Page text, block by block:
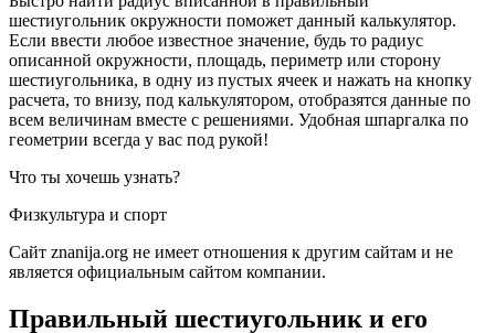
шестиугольник окружности поможет данный калькулятор.
Если ввести любое известное значение, будь то радиус
описанной окружности, площадь, периметр или сторону
шестиугольника, в одну из пустых ячеек и нажать на кнопку
расчета, то внизу, под калькулятором, отобразятся данные по
всем величинам вместе с решениями. Удобная шпаргалка по
геометрии всегда у вас под рукой!
Что ты хочешь узнать?
Физкультура и спорт
Сайт znanija.org не имеет отношения к другим сайтам и не
является официальным сайтом компании.
Правильный шестиугольник и его